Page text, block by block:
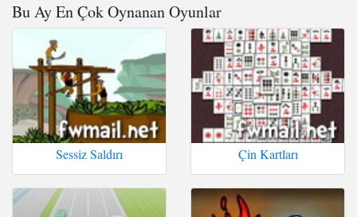
Bu Ay En Çok Oynanan Oyunlar
Sessiz Saldırı Çin Kartları